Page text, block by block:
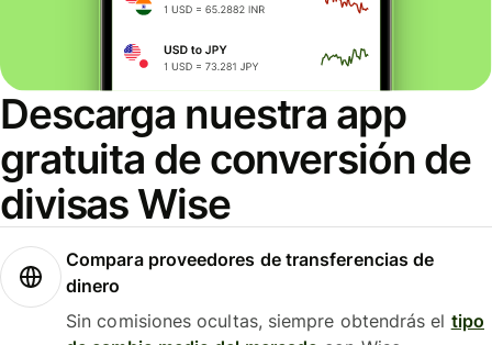
Descarga nuestra app
gratuita de conversión de
divisas Wise
Compara proveedores de transferencias de
dinero
Sin comisiones ocultas, siempre obtendrás el tipo